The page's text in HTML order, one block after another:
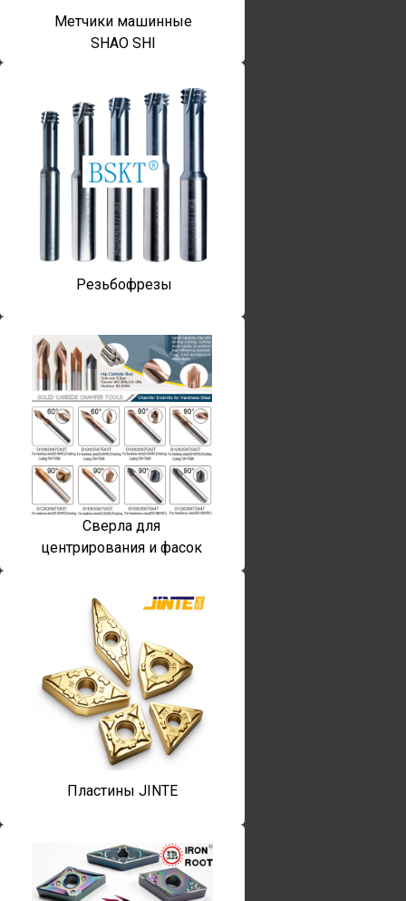
Метчики машинные
SHAO SHI
Резьбофрезы
Сверла для
центрирования и фасок
Пластины JINTE